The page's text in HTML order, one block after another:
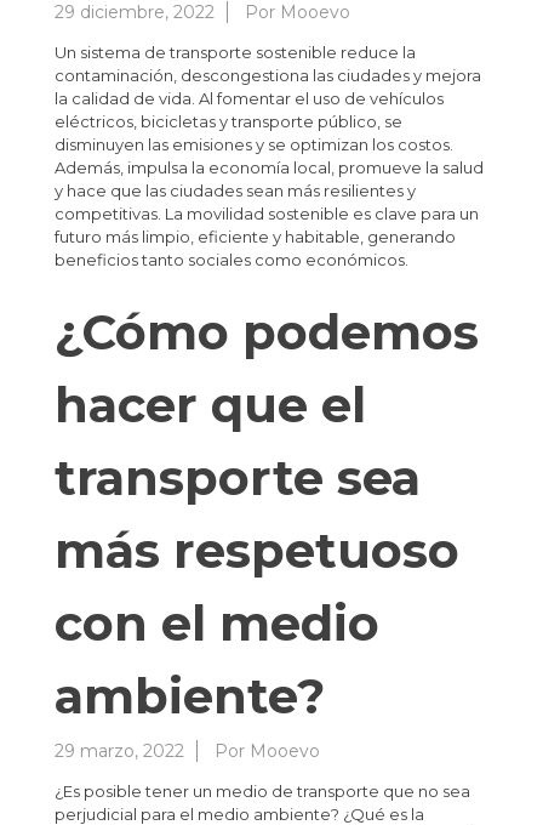
29 diciembre, 2022 Por Mooevo
Un sistema de transporte sostenible reduce la
contaminación, descongestiona las ciudades y mejora
la calidad de vida. Al fomentar el uso de vehículos
eléctricos, bicicletas y transporte público, se
disminuyen las emisiones y se optimizan los costos.
Además, impulsa la economía local, promueve la salud
y hace que las ciudades sean más resilientes y
competitivas. La movilidad sostenible es clave para un
futuro más limpio, eficiente y habitable, generando
beneficios tanto sociales como económicos.
¿Cómo podemos
hacer que el
transporte sea
más respetuoso
con el medio
ambiente?
29 marzo, 2022 Por Mooevo
¿Es posible tener un medio de transporte que no sea
perjudicial para el medio ambiente? ¿Qué es la